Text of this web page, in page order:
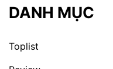
DANH MỤC
Toplist